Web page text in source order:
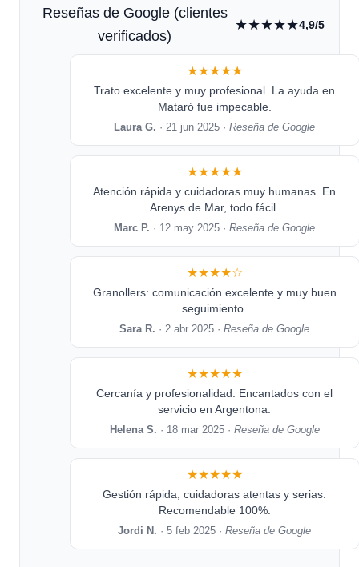
Reseñas de Google (clientes
verificados)
★★★★★4,9/5
★★★★★
Trato excelente y muy profesional. La ayuda en
Mataró fue impecable.
Laura G. · 21 jun 2025 ·Reseña de Google
★★★★★
Atención rápida y cuidadoras muy humanas. En
Arenys de Mar, todo fácil.
Marc P. · 12 may 2025 ·Reseña de Google
★★★★☆
Granollers: comunicación excelente y muy buen
seguimiento.
Sara R. · 2 abr 2025 ·Reseña de Google
★★★★★
Cercanía y profesionalidad. Encantados con el
servicio en Argentona.
Helena S. · 18 mar 2025 · Reseña de Google
★★★★★
Gestión rápida, cuidadoras atentas y serias.
Recomendable 100%.
Jordi N. · 5 feb 2025 ·Reseña de Google